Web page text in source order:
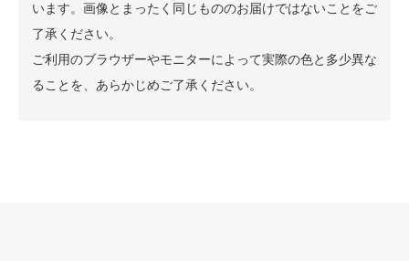
います。画像とまったく同じもののお届けではないことをご
了承ください。
ご利用のブラウザーやモニターによって実際の色と多少異な
ることを、あらかじめご了承ください。